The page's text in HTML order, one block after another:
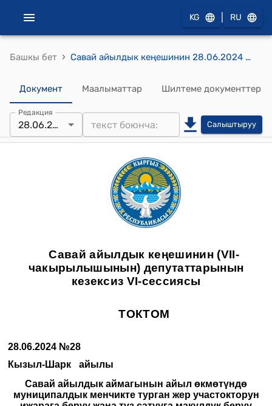
KG RU
Башкы бет › Савай айылдык кеңешинин 28.06.2024 № 28 Савай айылдык аймагынын айыл өкмөтүндө муниципалдык менчикте турган жер участокторун ижарага берүү жана түз сатууга макулдук берүү жөнүндө токтому
Документ Маалыматтар Шилтеме документтер
Редакция
28.06.2024 Салыштыруу